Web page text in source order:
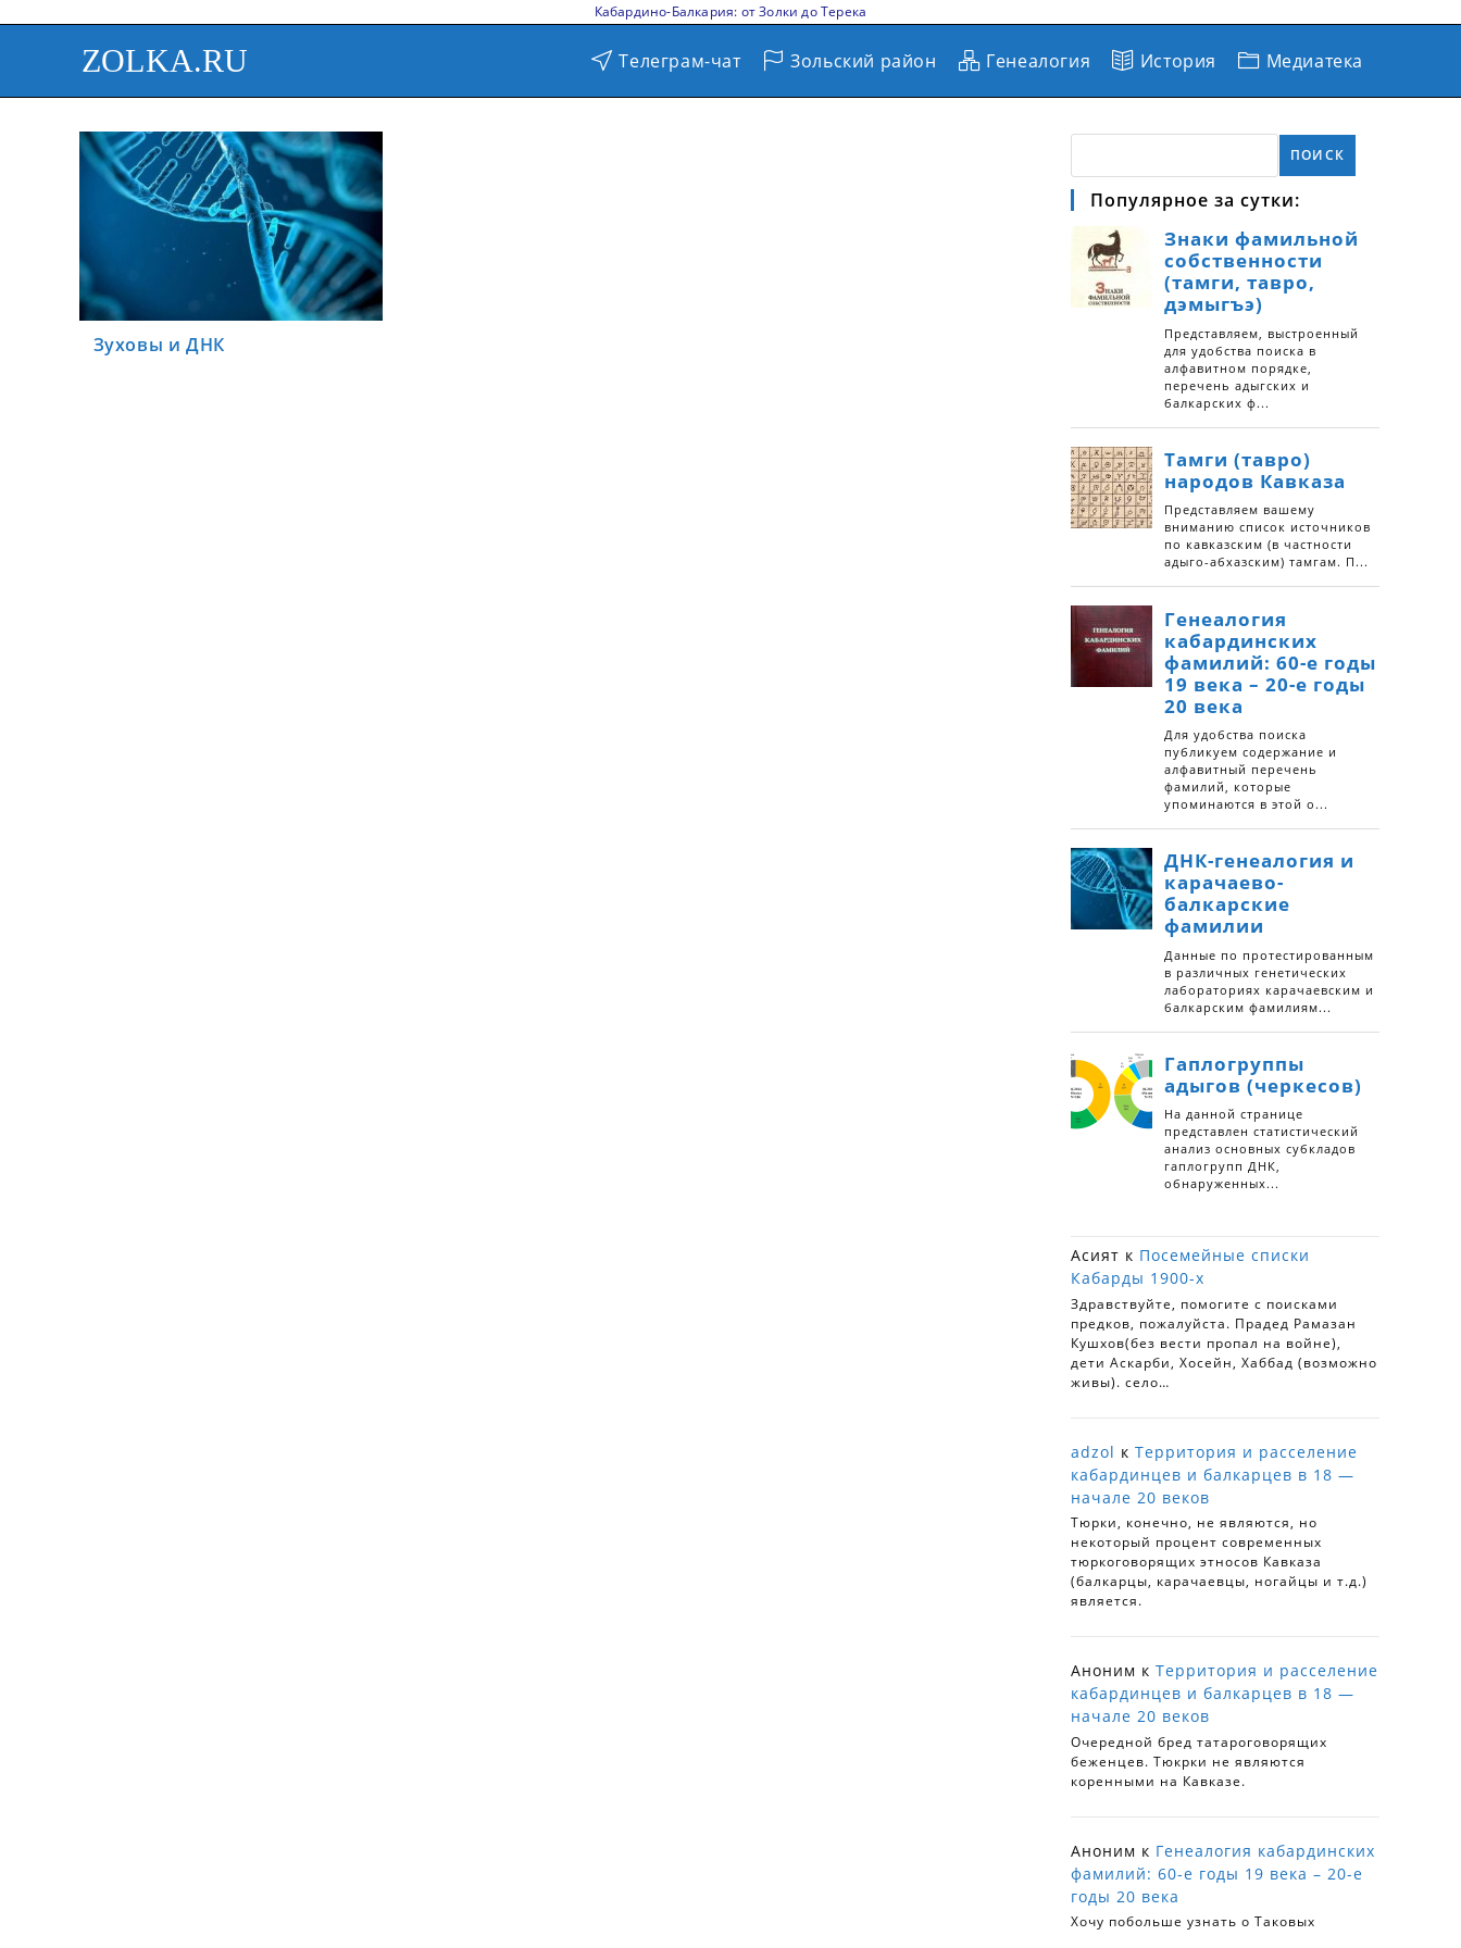
Кабардино-Балкария: от Золки до Терека
ZOLKA.RU Телеграм-чат Зольский район Генеалогия История Медиатека
Зуховы и ДНК
ПОИСК
Популярное за сутки:
Асият к Посемейные списки
Кабарды 1900-х
Здравствуйте, помогите с поисками
предков, пожалуйста. Прадед Рамазан
Кушхов(без вести пропал на войне),
дети Аскарби, Хосейн, Хаббад (возможно
живы). село…
adzol к Территория и расселение
кабардинцев и балкарцев в 18 —
начале 20 веков
Тюрки, конечно, не являются, но
некоторый процент современных
тюркоговорящих этносов Кавказа
(балкарцы, карачаевцы, ногайцы и т.д.)
является.
Аноним к Территория и расселение
кабардинцев и балкарцев в 18 —
начале 20 веков
Очередной бред татароговорящих
беженцев. Тюкрки не являются
коренными на Кавказе.
Аноним к Генеалогия кабардинских
фамилий: 60-е годы 19 века – 20-е
годы 20 века
Хочу побольше узнать о Таковых